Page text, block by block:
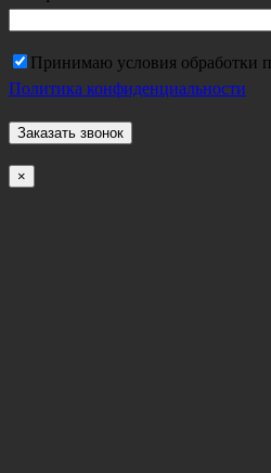
Принимаю условия обработки
Политика конфиденциальности
×